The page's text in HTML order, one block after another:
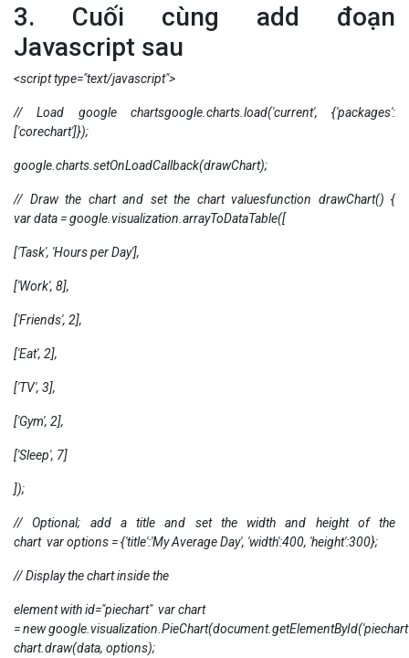
3. Cuối cùng add đoạn
Javascript sau
<script type="text/javascript">
// Load google chartsgoogle.charts.load('current', {'packages':
['corechart']});
google.charts.setOnLoadCallback(drawChart);
// Draw the chart and set the chart valuesfunction drawChart() {
var data = google.visualization.arrayToDataTable([
['Task', 'Hours per Day'],
['Work', 8],
['Friends', 2],
['Eat', 2],
['TV', 3],
['Gym', 2],
['Sleep', 7]
]);
// Optional; add a title and set the width and height of the
chart var options = {'title':'My Average Day', 'width':400, 'height':300};
// Display the chart inside the
element with id="piechart" var chart
= new
chart.draw(data, options);